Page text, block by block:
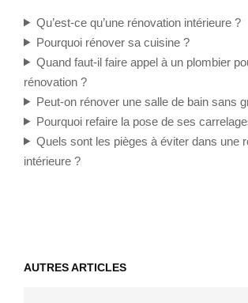
Qu’est-ce qu’une rénovation intérieure ?
Pourquoi rénover sa cuisine ?
Quand faut-il faire appel à un plombier
rénovation ?
Peut-on rénover une salle de bain sans
Pourquoi refaire la pose de ses
Quels sont les pièges à éviter dans une
intérieure ?
AUTRES ARTICLES